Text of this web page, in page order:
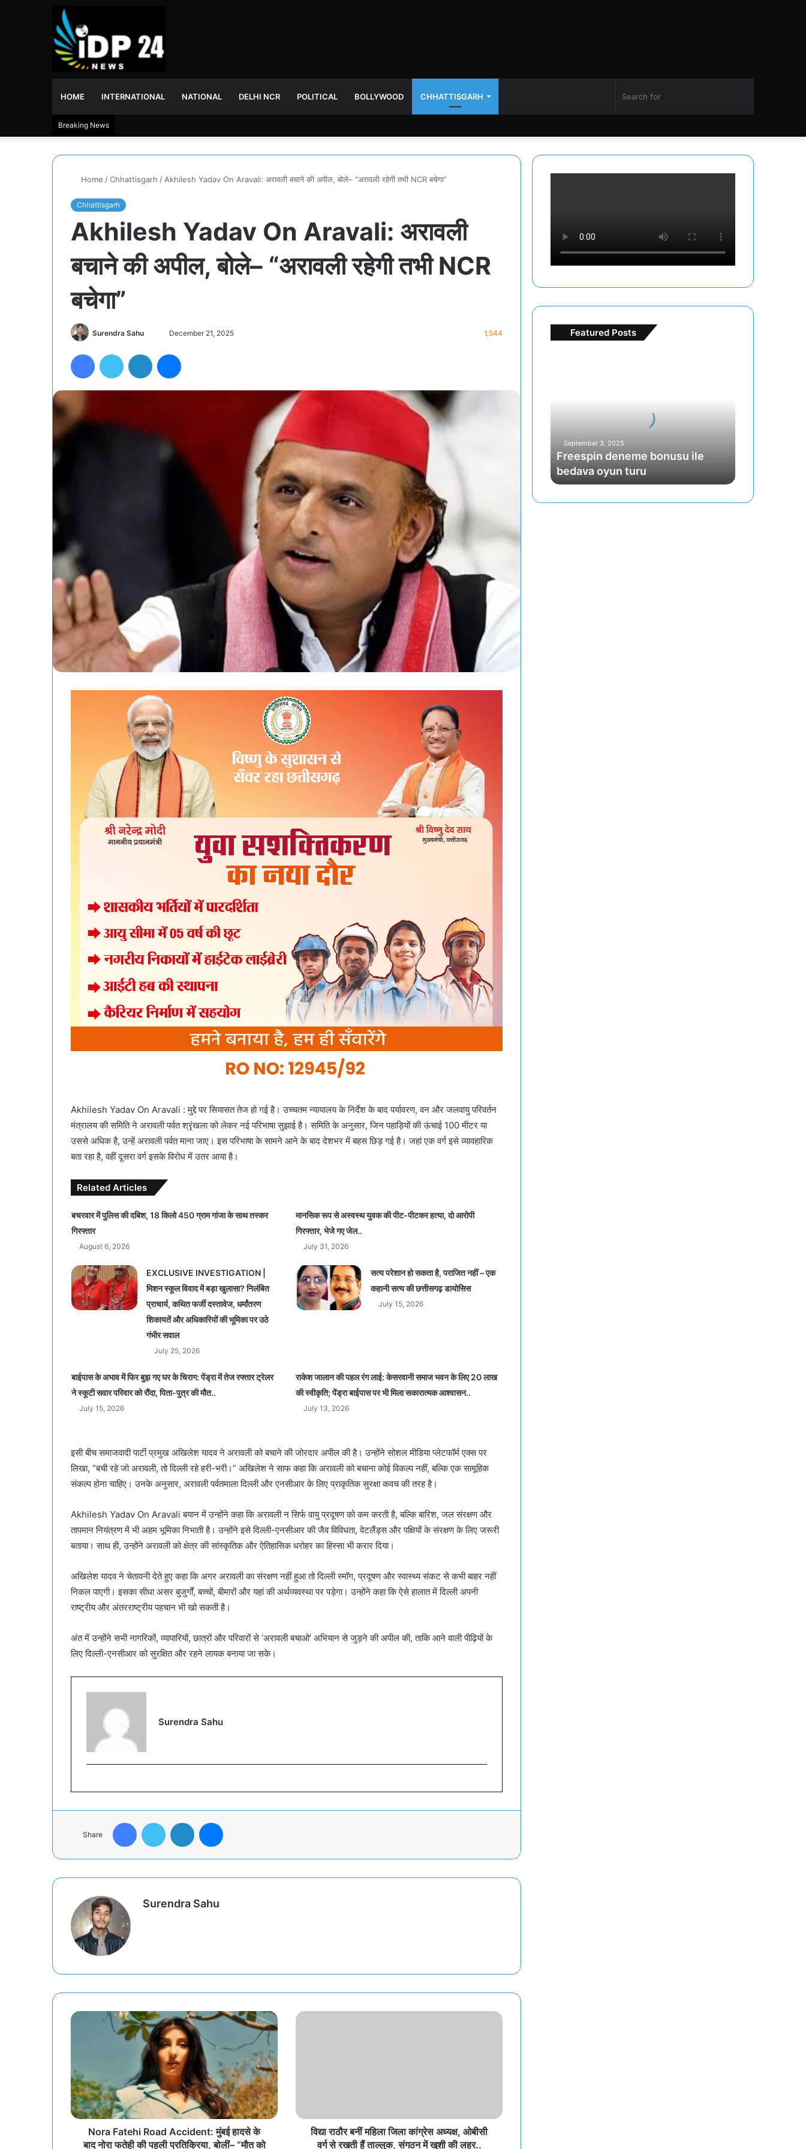
HOME INTERNATIONAL NATIONAL DELHI NCR POLITICAL BOLLYWOOD CHHATTISGARH Switch
Breaking News
Home /Chhattisgarh / Akhilesh Yadav On Aravali: अरावली बचाने की अपील, बोले– “अरावली रहेगी तभी NCR बचेगा”
Chhattisgarh
Akhilesh Yadav On Aravali: अरावली
बचाने की अपील, बोले– “अरावली रहेगी तभी NCR
बचेगा”
Surendra Sahu
email
December 21, 2025 1,544
FacebookTwitter LinkedIn
Akhilesh Yadav On Aravali : मुद्दे पर सियासत तेज हो गई है। उच्चतम न्यायालय के निर्देश के बाद पर्यावरण, वन और जलवायु परिवर्तन
मंत्रालय की समिति ने अरावली पर्वत श्रृंखला को लेकर नई परिभाषा सुझाई है। समिति के अनुसार, जिन पहाड़ियों की ऊंचाई 100 मीटर या
उससे अधिक है, उन्हें अरावली पर्वत माना जाए। इस परिभाषा के सामने आने के बाद देशभर में बहस छिड़ गई है। जहां एक वर्ग इसे व्यावहारिक
बता रहा है, वहीं दूसरा वर्ग इसके विरोध में उतर आया है।
Related Articles
बचरवार में पुलिस की दबिश, 18 किलो 450 ग्राम गांजा के साथ तस्कर
गिरफ्तार
August 6, 2026
मानसिक रूप से अस्वस्थ युवक की पीट-पीटकर हत्या, दो आरोपी
गिरफ्तार, भेजे गए जेल..
July 31, 2026
EXCLUSIVE INVESTIGATION |
मिशन स्कूल विवाद में बड़ा खुलासा? निलंबित
प्राचार्य, कथित फर्जी दस्तावेज, धर्मांतरण
शिकायतें और अधिकारियों की भूमिका पर उठे
गंभीर सवाल
July 25, 2026
सत्य परेशान हो सकता है, पराजित नहीं – एक
कहानी सत्य की छत्तीसगढ़ डायोसिस
July 15, 2026
बाईपास के अभाव में फिर बुझ गए घर के चिराग: पेंड्रा में तेज रफ्तार ट्रेलर
ने स्कूटी सवार परिवार को रौंदा, पिता-पुत्र की मौत..
July 15, 2026
राकेश जालान की पहल रंग लाई: केसरवानी समाज भवन के लिए 20 लाख
की स्वीकृति; पेंड्रा बाईपास पर भी मिला सकारात्मक आश्वासन..
July 13, 2026
इसी बीच समाजवादी पार्टी प्रमुख अखिलेश यादव ने अरावली को बचाने की जोरदार अपील की है। उन्होंने सोशल मीडिया प्लेटफॉर्म एक्स पर
लिखा, “बची रहे जो अरावली, तो दिल्ली रहे हरी-भरी।” अखिलेश ने साफ कहा कि अरावली को बचाना कोई विकल्प नहीं, बल्कि एक सामूहिक
संकल्प होना चाहिए। उनके अनुसार, अरावली पर्वतमाला दिल्ली और एनसीआर के लिए प्राकृतिक सुरक्षा कवच की तरह है।
Akhilesh Yadav On Aravali बयान में उन्होंने कहा कि अरावली न सिर्फ वायु प्रदूषण को कम करती है, बल्कि बारिश, जल संरक्षण और
तापमान नियंत्रण में भी अहम भूमिका निभाती है। उन्होंने इसे दिल्ली-एनसीआर की जैव विविधता, वेटलैंड्स और पक्षियों के संरक्षण के लिए जरूरी
बताया। साथ ही, उन्होंने अरावली को क्षेत्र की सांस्कृतिक और ऐतिहासिक धरोहर का हिस्सा भी करार दिया।
अखिलेश यादव ने चेतावनी देते हुए कहा कि अगर अरावली का संरक्षण नहीं हुआ तो दिल्ली स्मॉग, प्रदूषण और स्वास्थ्य संकट से कभी बाहर नहीं
निकल पाएगी। इसका सीधा असर बुजुर्गों, बच्चों, बीमारों और यहां की अर्थव्यवस्था पर पड़ेगा। उन्होंने कहा कि ऐसे हालात में दिल्ली अपनी
राष्ट्रीय और अंतरराष्ट्रीय पहचान भी खो सकती है।
अंत में उन्होंने सभी नागरिकों, व्यापारियों, छात्रों और परिवारों से ‘अरावली बचाओ’ अभियान से जुड़ने की अपील की, ताकि आने वाली पीढ़ियों के
लिए दिल्ली-एनसीआर को सुरक्षित और रहने लायक बनाया जा सके।
Surendra Sahu
Share
FacebookTwitter LinkedIn
Surendra Sahu
Nora Fatehi Road Accident: मुंबई हादसे के
बाद नोरा फतेही की पहली प्रतिक्रिया, बोलीं– “मौत को
विद्या राठौर बनीं महिला जिला कांग्रेस अध्यक्ष, ओबीसी
वर्ग से रखती हैं ताल्लुक, संगठन में खुशी की लहर..
Featured Posts
September 3, 2025
Freespin deneme bonusu ile
bedava oyun turu